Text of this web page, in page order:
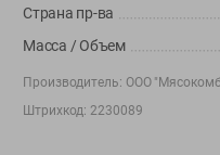
Корпоративный сайт Green
Страна пр-ва
Масса / Объем
Производитель: ООО
Штрихкод: 2230089